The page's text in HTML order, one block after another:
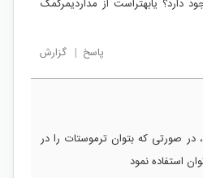
دارد؟ یابهتراست از مداردیمرکمک
پاسخ | گزارش
در صورتی که بتوان ترموستات را در
استفاده نمود